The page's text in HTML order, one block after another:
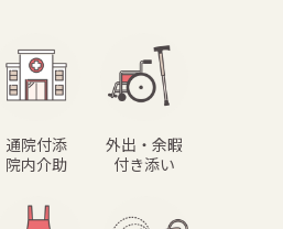
通院付添
院内介助
外出・余暇
付き添い